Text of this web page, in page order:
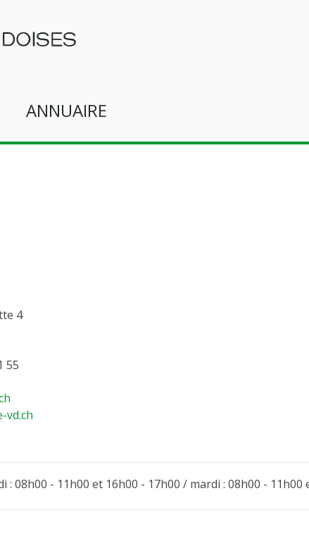
ANNUAIRE
4
55
vd.ch
: 08h00 - 11h00 et 16h00 - 17h00 / mardi : 08h00 - 11h00